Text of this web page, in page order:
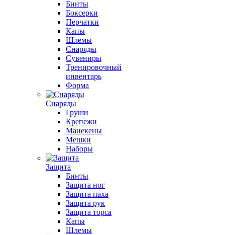
Бинты
Боксерки
Перчатки
Капы
Шлемы
Снаряды
Сувениры
Тренировочный
инвентарь
Форма
Снаряды
Груши
Крепежи
Манекены
Мешки
Наборы
Защита
Бинты
Защита ног
Защита паха
Защита рук
Защита торса
Капы
Шлемы